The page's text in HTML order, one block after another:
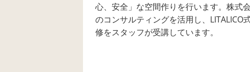
心、安全」な空間作りを行います。株式
のコンサルティングを活用し、LITALICO
修をスタッフが受講しています。